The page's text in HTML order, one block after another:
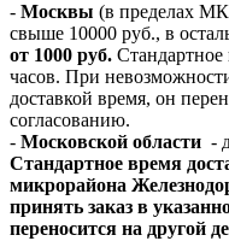
- Москвы (в пределах
свыше 10000 руб., в
от 1000 руб. Стандартное
часов. При
доставкой время, он
согласованию.
- Московской области -
Стандартное время
микрорайона
принять заказ в
переносится на другой